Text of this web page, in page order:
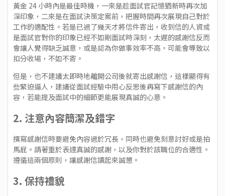
黃金 24 小時內是最佳時機，一來是趁面試官記憶猶新時再次加
深印象，二來是在面試決策定案前，把握時間再次展現自己對於
工作的適配性。若是已過了幾天才將信件寄出，收到信的人資或
是面試官對你的印象已經不如剛面試時深刻，太遲的感謝信反而
會讓人覺得缺乏誠意，或是認為你做事效率不高，可能會導致以
扣分收場，不如不寄。
但是，也不建議太即時地離開公司後就寄出感謝信，這樣顯得有
些緊迫逼人，建議從面試經驗中用心反思後再寫下感謝信的內
容，若能提及面試中的細節更能展現真誠的心意。
2. 注意內容簡潔及錯字
撰寫感謝信時要避免內容過於冗長，同時也避免刻意討好或是拍
馬屁。請著重於表達真誠的感謝，以及你對於該職位的合適性。
遵循這兩個原則，讓感謝信讀起來誠懇。
3. 保持禮貌